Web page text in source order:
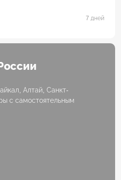
7 дней
Алтай, Санкт-
с самостоятельным